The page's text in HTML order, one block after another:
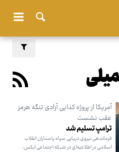
آمریکا از پروژه کذایی آزادی تنگه هرمز
عقب نشست
ترامپ تسلیم شد
فرماندهی نیروی دریایی سپاه پاسداران انقلاب
اسلامی در اطلاعیه‌ای در شبکه اجتماعی ایکس،